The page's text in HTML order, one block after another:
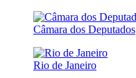
Câmara dos Deputados
Rio de Janeiro